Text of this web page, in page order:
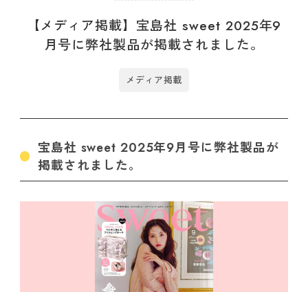
【メディア掲載】宝島社 sweet 2025年9
月号に弊社製品が掲載されました。
メディア掲載
宝島社 sweet 2025年9月号に弊社製品が
掲載されました。